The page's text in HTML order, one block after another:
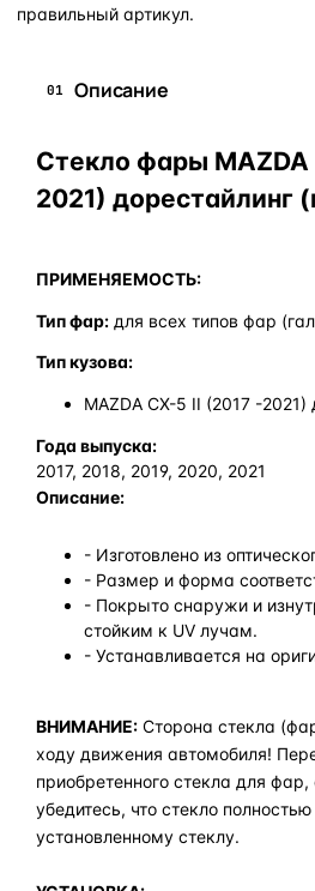
правильный артикул.
01 Описание
Стекло фары MAZDA
2021) дорестайлинг
ПРИМЕНЯЕМОСТЬ:
Тип фар: для всех типов фар
Тип кузова:
MAZDA CX-5 II (2017 -2021)
Года выпуска:
2017, 2018, 2019, 2020, 2021
Описание:
- Изготовлено из
- Размер и форма
- Покрыто снаружи и
стойким к UV лучам.
- Устанавливается на
ВНИМАНИЕ: Сторона стекла
ходу движения автомобиля!
приобретенного стекла для фар,
убедитесь, что стекло
установленному стеклу.